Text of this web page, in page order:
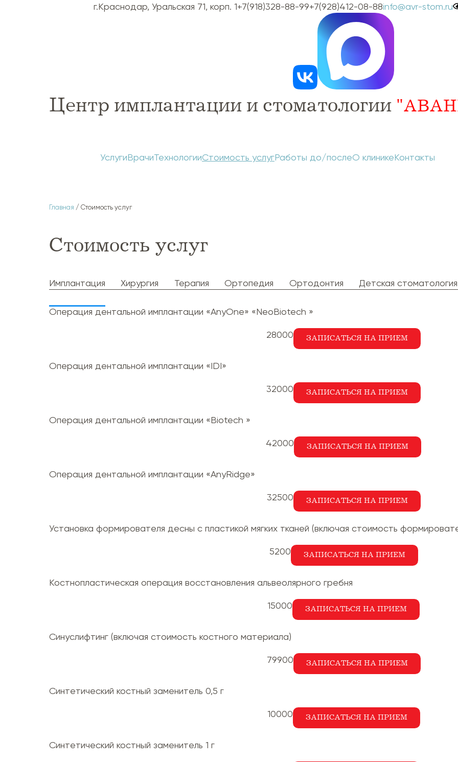
г.Краснодар, Уральская 71, корп. 1+7(918)328-88-99+7(928)412-08-88info@avr-stom.ru
Центр имплантации и стоматологии
УслугиВрачиТехнологииСтоимость услугРаботы до/послеО клиникеКонтакты
Главная / Стоимость услуг
Стоимость услуг
Имплантация Хирургия Терапия Ортопедия Ортодонтия Детская стоматология
Операция дентальной имплантации «AnyOne» «NeoBiotech »
28000 ЗАПИСАТЬСЯ НА ПРИЕМ
Операция дентальной имплантации «IDI»
32000 ЗАПИСАТЬСЯ НА ПРИЕМ
Операция дентальной имплантации «Biotech »
42000 ЗАПИСАТЬСЯ НА ПРИЕМ
Операция дентальной имплантации «AnyRidgе»
32500 ЗАПИСАТЬСЯ НА ПРИЕМ
Установка формирователя десны с пластикой мягких тканей (включая стоимость
5200 ЗАПИСАТЬСЯ НА ПРИЕМ
Костнопластическая операция восстановления альвеолярного гребня
15000 ЗАПИСАТЬСЯ НА ПРИЕМ
Синуслифтинг (включая стоимость костного материала)
79900 ЗАПИСАТЬСЯ НА ПРИЕМ
Синтетический костный заменитель 0,5 г
10000 ЗАПИСАТЬСЯ НА ПРИЕМ
Синтетический костный заменитель 1 г